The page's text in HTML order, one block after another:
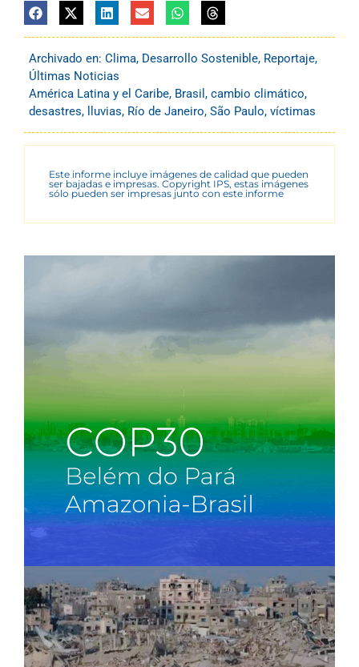
Archivado en: Clima, Desarrollo Sostenible, Reportaje,
Últimas Noticias
América Latina y el Caribe, Brasil , cambio climático,
desastres, lluvias, Río de Janeiro, São Paulo, víctimas
Este informe incluye imágenes de calidad que pueden
ser bajadas e impresas. Copyright IPS, estas imágenes
sólo pueden ser impresas junto con este informe